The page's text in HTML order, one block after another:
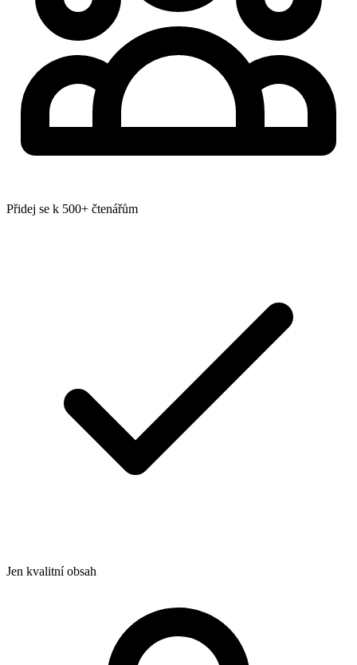
Přidej se k 500+ čtenářům
Jen kvalitní obsah